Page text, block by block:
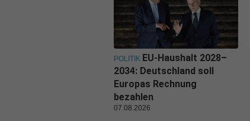
POLITIK EU-Haushalt 2028–
2034: Deutschland soll
Europas Rechnung
bezahlen
07.08.2026